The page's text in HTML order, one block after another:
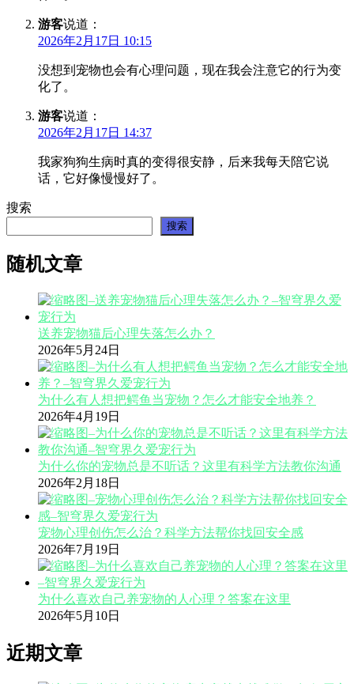
游客说道：
2026年2月17日 10:15
没想到宠物也会有心理问题，现在我会注意它的行为变
化了。
游客说道：
2026年2月17日 14:37
我家狗狗生病时真的变得很安静，后来我每天陪它说
话，它好像慢慢好了。
搜索
搜索
随机文章
送养宠物猫后心理失落怎么办？
2026年5月24日
为什么有人想把鳄鱼当宠物？怎么才能安全地养？
2026年4月19日
为什么你的宠物总是不听话？这里有科学方法教你沟通
2026年2月18日
宠物心理创伤怎么治？科学方法帮你找回安全感
2026年7月19日
为什么喜欢自己养宠物的人心理？答案在这里
2026年5月10日
近期文章